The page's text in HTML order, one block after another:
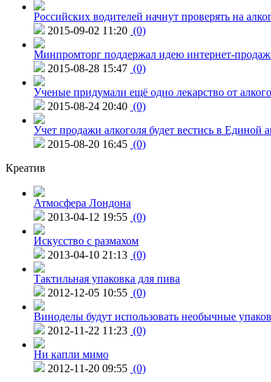
Российских водителей начнут проверять на
2015-09-02 11:20 (0)
Минпромторг поддержал идею интернет-
2015-08-28 15:47 (0)
Ученые придумали ещё одно лекарство от
2015-08-24 20:40 (0)
Учет продажи алкоголя будет вестись в Единой
2015-08-20 16:45 (0)
Креатив
Атмосфера Лондона
2013-04-12 19:55 (0)
Искусство с размахом
2013-04-10 21:13 (0)
Тактильная упаковка для пива
2012-12-05 10:55 (0)
Виноделы будут использовать необычные
2012-11-22 11:23 (0)
Ни капли мимо
2012-11-20 09:55 (0)